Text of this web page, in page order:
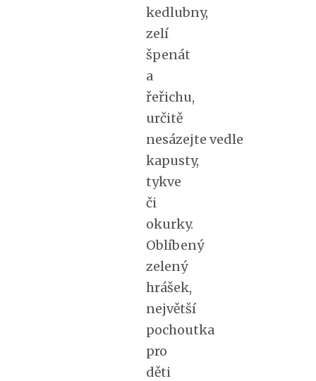
kedlubny,
zelí
špenát
a
řeřichu,
určitě
nesázejte vedle
kapusty,
tykve
či
okurky.
Oblíbený
zelený
hrášek,
největší
pochoutka
pro
děti